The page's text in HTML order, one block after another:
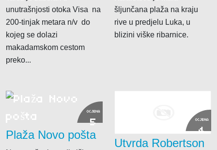
unutrašnjosti otoka Visa na
200-tinjak metara n/v do
kojeg se dolazi
makadamskom cestom
preko...
šljunčana plaža na kraju
rive u predjelu Luka, u
blizini viške ribarnice.
OCJENA
5
Plaža Novo pošta
OCJENA
4
Utvrda Robertson